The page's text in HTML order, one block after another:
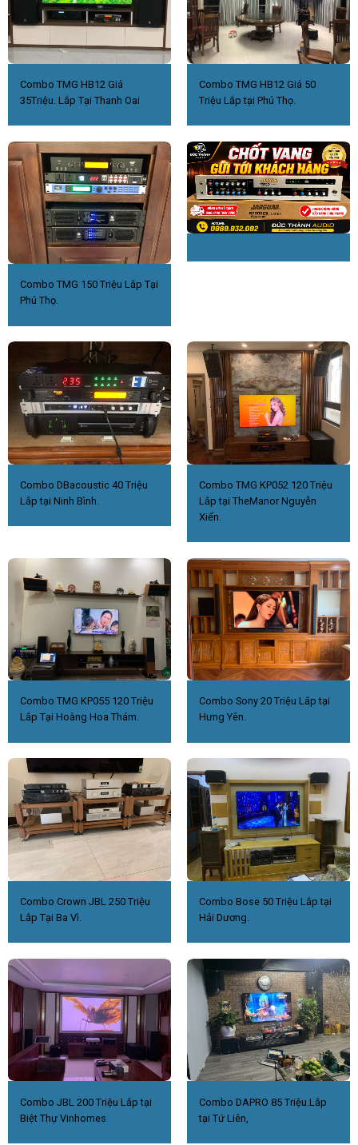
Combo TMG HB12 Giá
35Triệu. Lắp Tại Thanh Oai
Combo TMG HB12 Giá 50
Triệu Lắp tại Phú Thọ.
Combo TMG 150 Triệu Lắp Tại
Phú Thọ.
Combo DBacoustic 40 Triệu
Lắp tại Ninh Bình.
Combo TMG KP052 120 Triệu
Lắp tại TheManor Nguyễn
Xiển.
Combo TMG KP055 120 Triệu
Lắp Tại Hoàng Hoa Thám.
Combo Sony 20 Triệu Lắp tại
Hưng Yên.
Combo Crown JBL 250 Triệu
Lắp Tại Ba Vì.
Combo Bose 50 Triệu Lắp tại
Hải Dương.
Combo JBL 200 Triệu Lắp tại
Biệt Thự Vinhomes
Combo DAPRO 85 Triệu.Lắp
tại Tứ Liên,